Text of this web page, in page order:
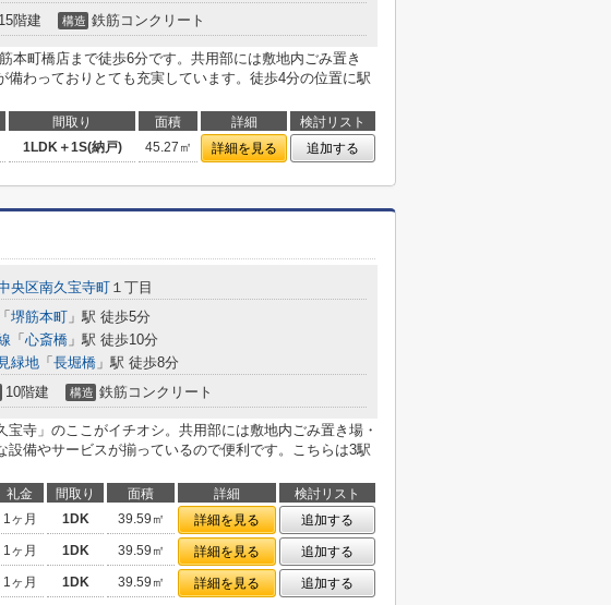
15階建 構造 鉄筋コンクリート
本町橋店まで徒歩6分です。共用部には敷地内ごみ置き
備わっておりとても充実しています。徒歩4分の位置に駅
間取り 面積 詳細
検討リスト
1LDK＋1S(納戸) 45.27㎡ 詳細を見る 追加する
央区南久宝寺町 １丁目
「 堺筋本町 」駅 徒歩5分
「 心斎橋 」駅 徒歩10分
緑地 「 長堀橋 」駅 徒歩8分
10階建 構造 鉄筋コンクリート
宝寺」のここがイチオシ。共用部には敷地内ごみ置き場・
設備やサービスが揃っているので便利です。こちらは3駅
礼金 間取り 面積 詳細
検討リスト
1ヶ月 1DK 39.59㎡ 詳細を見る
追加する
1ヶ月 1DK 39.59㎡ 詳細を見る
追加する
1ヶ月 1DK 39.59㎡ 詳細を見る 追加する